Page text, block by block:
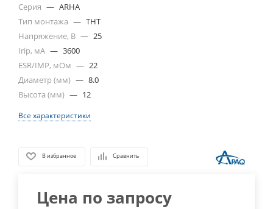
Серия — ARHA
Тип монтажа — THT
Напряжение, В — 25
Irip, мА — 3600
ESR/IMP, мОм — 22
Диаметр (мм) — 8.0
Высота (мм) — 12
Все характеристики
В избранное Сравнить
Цена по запросу